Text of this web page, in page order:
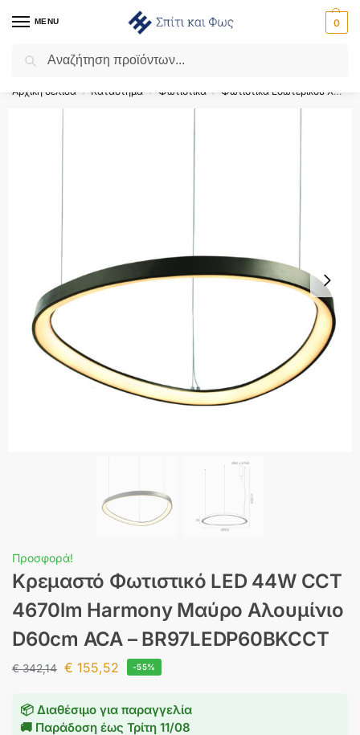
MENU 0
Flash Sale ⚡ 10% Έκπτωση με τον κωδικό ‘SPRING’!
Αρχική σελίδα / Κατάστημα / Φωτιστικά / Φωτιστικά Εσωτερικού Χώρου
Προσφορά!
Κρεμαστό Φωτιστικό LED 44W CCT
4670lm Harmony Μαύρο Αλουμίνιο
D60cm ACA – BR97LEDP60BKCCT
€342,14 € 155,52 -55%
📦 Διαθέσιμο για παραγγελία
🚚 Παράδοση έως Τρίτη 11/08